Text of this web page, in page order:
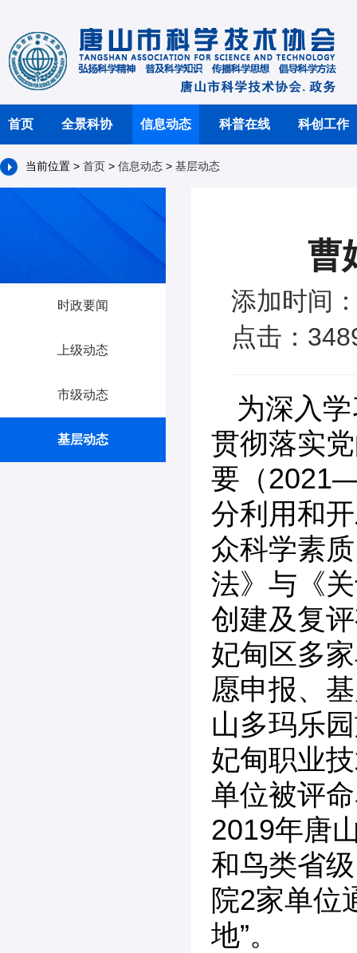
首页 全景科协 信息动态 科普在线 科创工作
当前位置 > 首页 > 信息动态 > 基层动态
时政要闻
上级动态
市级动态
基层动态
曹
添加时间
点击：
为深入
贯彻落实
要（
分利用和
众科学素
法》与《
创建及复
妃甸区多
愿申报、
山多玛乐
妃甸职业
单位被评
2019年唐
和鸟类省
院2家单位
地”。